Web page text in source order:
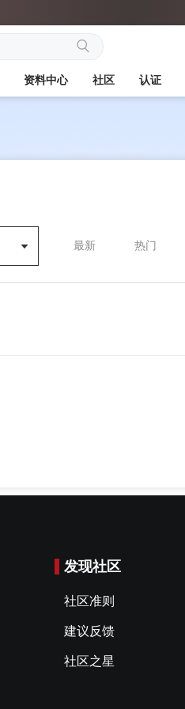
资料中心 社区 认证
最新 热门
发现社区
社区准则
建议反馈
社区之星